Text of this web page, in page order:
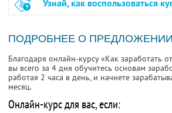
Узнай, как воспользоваться
ПОДРОБНЕЕ О ПРЕДЛОЖЕНИИ
Благодаря онлайн-курсу «Как заработать
вы всего за 4 дня обучитесь основам
работая 2 часа в день, и начнете
месяц.
Онлайн-курс для вас, если: